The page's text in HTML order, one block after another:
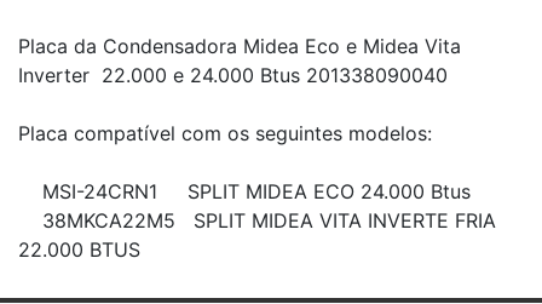
Placa da Condensadora Midea Eco e Midea Vita
Inverter 22.000 e 24.000 Btus 201338090040
Placa compatível com os seguintes modelos:
MSI-24CRN1 SPLIT MIDEA ECO 24.000 Btus
38MKCA22M5 SPLIT MIDEA VITA INVERTE FRIA
22.000 BTUS